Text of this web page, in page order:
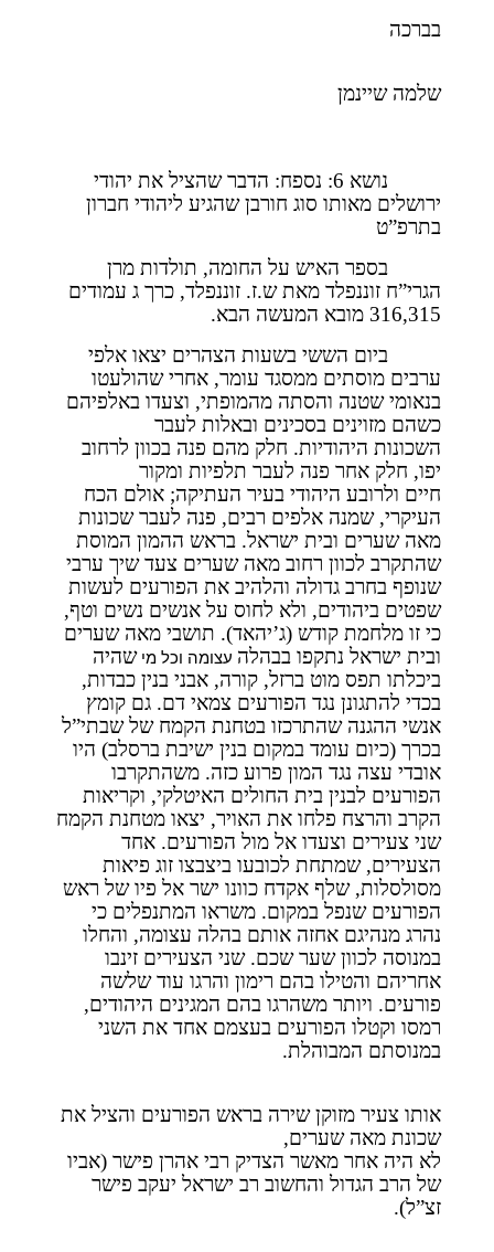
בברכה
שלמה שיינמן
נושא 6: נספח: הדבר שהציל את יהודי
ירושלים מאותו סוג חורבן שהגיע ליהודי חברון
בתרפ”ט
בספר האיש על החומה, תולדות מרן
הגרי”ח זוננפלד מאת ש.ז. זוננפלד, כרך ג עמודים
316,315 מובא המעשה הבא.
ביום הששי בשעות הצהרים יצאו אלפי
ערבים מוסתים ממסגד עומר, אחרי שהולעטו
בנאומי שטנה והסתה מהמופתי, וצעדו באלפיהם
כשהם מזוינים בסכינים ובאלות לעבר
השכונות היהודיות. חלק מהם פנה בכוון לרחוב
יפו, חלק אחר פנה לעבר תלפיות ומקור
חיים ולרובע היהודי בעיר העתיקה; אולם הכח
העיקרי, שמנה אלפים רבים, פנה לעבר שכונות
מאה שערים ובית ישראל. בראש ההמון המוסת
שהתקרב לכוון רחוב מאה שערים צעד שיך ערבי
שנופף בחרב גדולה והלהיב את הפורעים לעשות
שפטים ביהודים, ולא לחוס על אנשים נשים וטף,
כי זו מלחמת קודש (ג’יהאד). תושבי מאה שערים
ובית ישראל נתקפו בבהלה עצומה וכל מישהיה
ביכלתו תפס מוט ברזל, קורה, אבני בנין כבדות,
בכדי להתגונן נגד הפורעים צמאי דם. גם קומץ
אנשי ההגנה שהתרכזו בטחנת הקמח של שבתי”ל
בכרך (כיום עומד במקום בנין ישיבת ברסלב) היו
אובדי עצה נגד המון פרוע כזה. משהתקרבו
הפורעים לבנין בית החולים האיטלקי, וקריאות
הקרב והרצח פלחו את האויר, יצאו מטחנת הקמח
שני צעירים וצעדו אל מול הפורעים. אחד
הצעירים, שמתחת לכובעו ביצבצו זוג פיאות
מסולסלות, שלף אקדח כוונו ישר אל פיו של ראש
הפורעים שנפל במקום. משראו המתנפלים כי
נהרג מנהיגם אחזה אותם בהלה עצומה, והחלו
במנוסה לכוון שער שכם. שני הצעירים זינבו
אחריהם והטילו בהם רימון והרגו עוד שלשה
פורעים. ויותר משהרגו בהם המגינים היהודים,
רמסו וקטלו הפורעים בעצמם אחד את השני
במנוסתם המבוהלת.
אותו צעיר מזוקן שירה בראש הפורעים והציל את
שכונת מאה שערים,
לא היה אחר מאשר הצדיק רבי אהרן פישר (אביו
של הרב הגדול והחשוב רב ישראל יעקב פישר
זצ”ל).